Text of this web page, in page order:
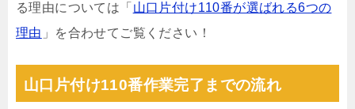
る理由については「 山口片付け110番が選ばれる6つの
理由 」を合わせてご覧ください！
山口片付け110番作業完了までの流れ